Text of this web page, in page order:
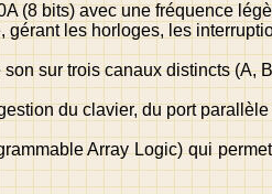
(8 bits) avec une fréquence
les horloges, les
sur trois canaux distincts (A,
du clavier, du port
Array Logic) qui